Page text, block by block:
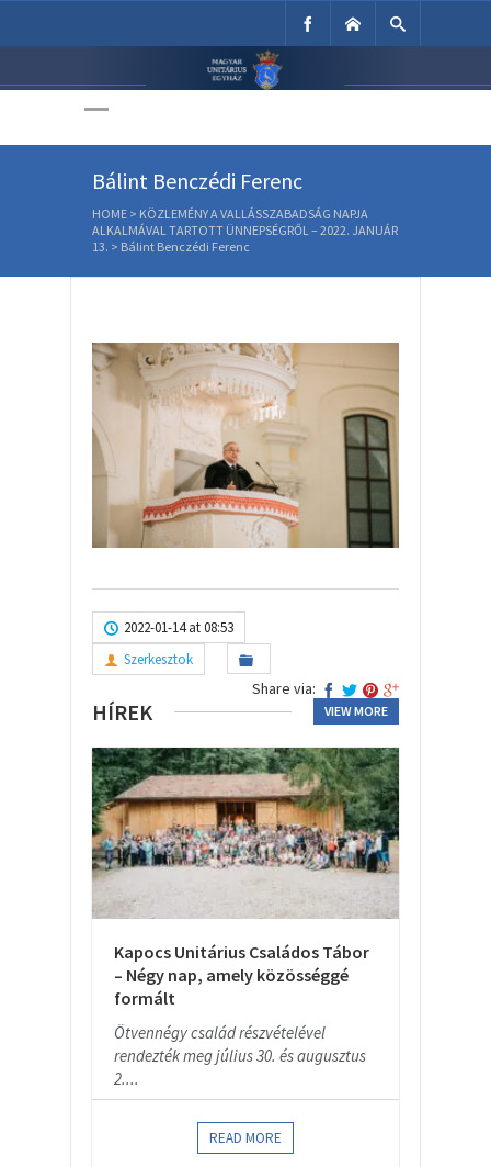
Unitárius Egyház
Bálint Benczédi Ferenc
HOME > KÖZLEMÉNY A VALLÁSSZABADSÁG NAPJA
ALKALMÁVAL TARTOTT ÜNNEPSÉGRŐL – 2022. JANUÁR
13. > Bálint Benczédi Ferenc
2022-01-14 at 08:53
Szerkesztok
Share via:
HÍREK VIEW MORE
Kapocs Unitárius Családos Tábor
– Négy nap, amely közösséggé
formált
Ötvennégy család részvételével
rendezték meg július 30. és augusztus
2....
READ MORE